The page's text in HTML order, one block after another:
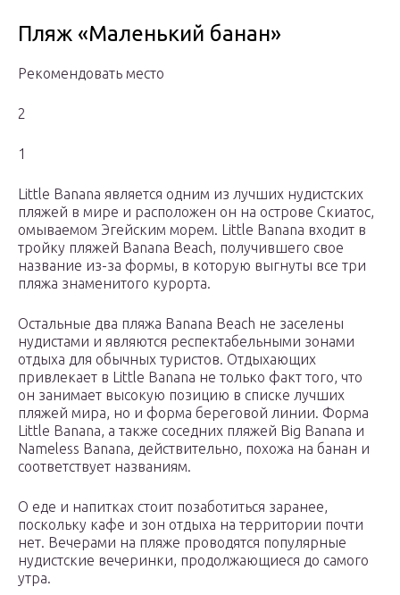
Пляж «Маленький банан»
Рекомендовать место
2
1
Little Banana является одним из лучших нудистских
пляжей в мире и расположен он на острове Скиатос,
омываемом Эгейским морем. Little Banana входит в
тройку пляжей Banana Beach, получившего свое
название из-за формы, в которую выгнуты все три
пляжа знаменитого курорта.
Остальные два пляжа Banana Beach не заселены
нудистами и являются респектабельными зонами
отдыха для обычных туристов. Отдыхающих
привлекает в Little Banana не только факт того, что
он занимает высокую позицию в списке лучших
пляжей мира, но и форма береговой линии. Форма
Little Banana, а также соседних пляжей Big Banana и
Nameless Banana, действительно, похожа на банан и
соответствует названиям.
О еде и напитках стоит позаботиться заранее,
поскольку кафе и зон отдыха на территории почти
нет. Вечерами на пляже проводятся популярные
нудистские вечеринки, продолжающиеся до самого
утра.